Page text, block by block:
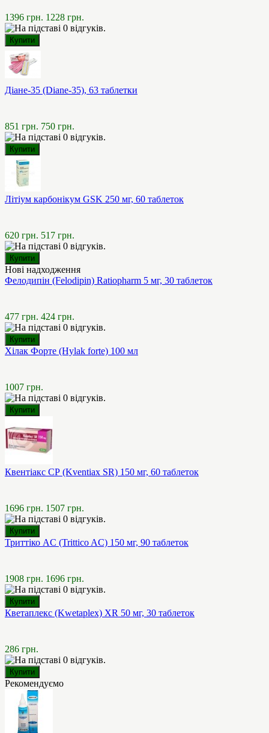
1396 грн. 1228 грн.
Діане-35 (Diane-35), 63 таблетки
851 грн. 750 грн.
Літіум карбонікум GSK 250 мг, 60 таблеток
620 грн. 517 грн.
Нові надходження
Фелодипін (Felodipin) Ratiopharm 5 мг, 30 таблеток
477 грн. 424 грн.
Хілак Форте (Hylak forte) 100 мл
1007 грн.
Квентіакс СР (Kventiax SR) 150 мг, 60 таблеток
1696 грн. 1507 грн.
Триттіко AC (Trittico AC) 150 мг, 90 таблеток
1908 грн. 1696 грн.
Кветаплекс (Kwetaplex) XR 50 мг, 30 таблеток
286 грн.
Рекомендуємо